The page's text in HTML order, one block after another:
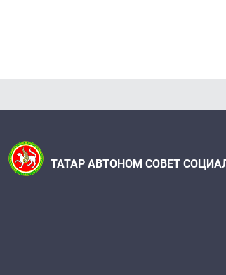
ТАТАР АВТОНОМ СОВЕТ